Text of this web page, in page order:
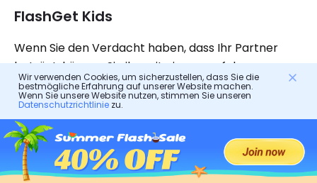
FlashGet Kids
Wenn Sie den Verdacht haben, dass Ihr Partner
betrügt, können Sie ihn mit einem verfolgen
versteckte Appwie FlashGet Kids, ohne dass sie es
wissen. FlashGet Kids ist eine
Kindersicherungsanwendung, mit der Sie ort ,
Nachrichten, benachrichtigungen und Nutzung
Ihres Partners verfolgen können. So können Sie
Ihren Verdacht bestätigen und entsprechend die
Wir verwenden Cookies, um sicherzustellen, dass Sie die
bestmögliche Erfahrung auf unserer Website machen.
Wenn Sie unsere Website nutzen, stimmen Sie unseren
Datenschutzrichtliniezu.